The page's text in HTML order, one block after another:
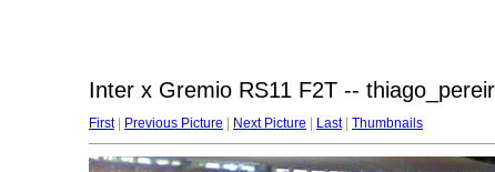
Inter x Gremio RS11 F2T --
First| Previous Picture Next Picture Last| Thumbnails